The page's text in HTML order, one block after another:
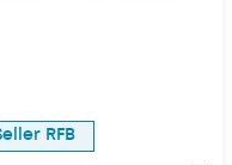
Seller RFB